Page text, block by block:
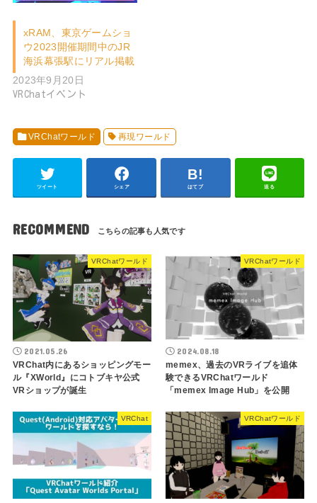
xRAM、東京ゲームショ
ウ2023開催期間中のJR
海浜幕張駅にリアル掲載
2023年9月20日
VRChatイベント
VRChatワールド 再現ワールド
ツイート シェア はてブ 送る
RECOMMEND
VRChatワールド
2021.05.26
VRChat内にあるショッピングモー
ル『XWorld』にコトブキヤ公式
VRショップが誕生
VRChatワールド
2024.08.18
memex、過去のVRライブを追体
験できるVRChatワールド
「memex Image Hub」を公開
VRChat VRChatワールド